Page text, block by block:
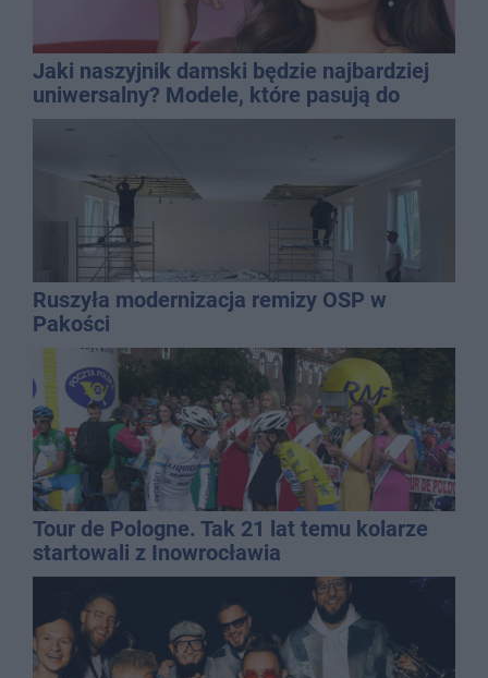
Jaki naszyjnik damski będzie najbardziej
uniwersalny? Modele, które pasują do
wielu stylizacji
Ruszyła modernizacja remizy OSP w
Pakości
Tour de Pologne. Tak 21 lat temu kolarze
startowali z Inowrocławia